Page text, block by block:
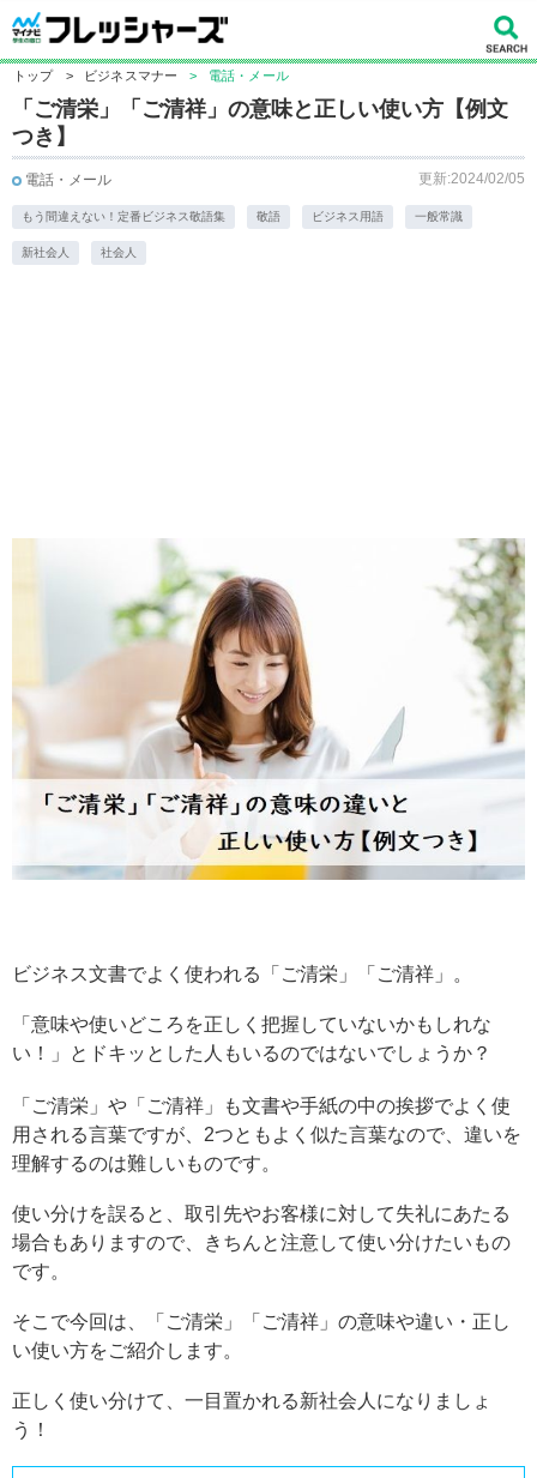
トップ > ビジネスマナー > 電話・メール
「ご清栄」「ご清祥」の意味と正しい使い方【例文
つき】
電話・メール 更新:2024/02/05
もう間違えない！定番ビジネス敬語集 敬語 ビジネス用語 一般常識
新社会人 社会人
ビジネス文書でよく使われる「ご清栄」「ご清祥」。
「意味や使いどころを正しく把握していないかもしれな
い！」とドキッとした人もいるのではないでしょうか？
「ご清栄」や「ご清祥」も文書や手紙の中の挨拶でよく使
用される言葉ですが、2つともよく似た言葉なので、違いを
理解するのは難しいものです。
使い分けを誤ると、取引先やお客様に対して失礼にあたる
場合もありますので、きちんと注意して使い分けたいもの
です。
そこで今回は、「ご清栄」「ご清祥」の意味や違い・正し
い使い方をご紹介します。
正しく使い分けて、一目置かれる新社会人になりましょ
う！